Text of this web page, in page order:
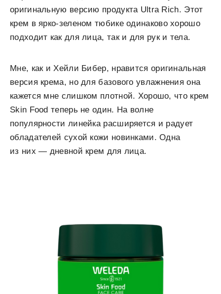
оригинальную версию продукта Ultra Rich. Этот
крем в ярко-зеленом тюбике одинаково хорошо
подходит как для лица, так и для рук и тела.
Мне, как и Хейли Бибер, нравится оригинальная
версия крема, но для базового увлажнения она
кажется мне слишком плотной. Хорошо, что крем
Skin Food теперь не один. На волне
популярности линейка расширяется и радует
обладателей сухой кожи новинками. Одна
из них — дневной крем для лица.